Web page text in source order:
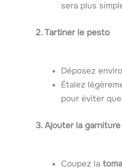
sera plus
2. Tartiner le pesto
Déposez
Étalez
pour éviter
3. Ajouter la
Coupez la